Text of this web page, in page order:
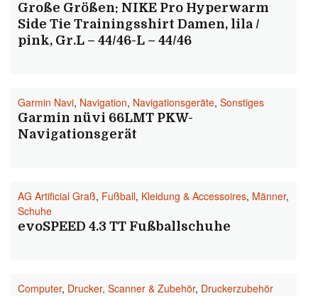
Große Größen: NIKE Pro Hyperwarm
Side Tie Trainingsshirt Damen, lila /
pink, Gr.L – 44/46-L – 44/46
Garmin Navi, Navigation, Navigationsgeräte, Sonstiges
Garmin nüvi 66LMT PKW-
Navigationsgerät
AG Artificial Graß, Fußball, Kleidung & Accessoires, Männer,
Schuhe
evoSPEED 4.3 TT Fußballschuhe
Computer, Drucker, Scanner & Zubehör, Druckerzubehör